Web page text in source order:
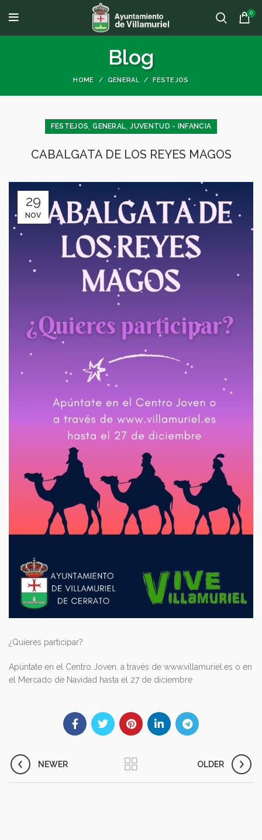
0
Blog
HOME GENERAL FESTEJOS
FESTEJOS ,GENERAL ,JUVENTUD - INFANCIA
CABALGATA DE LOS REYES MAGOS
29
NOV
¿Quieres participar?
Apúntate en el Centro Joven, a través de www.villamuriel.es o en
el Mercado de Navidad hasta el 27 de diciembre
NEWER OLDER